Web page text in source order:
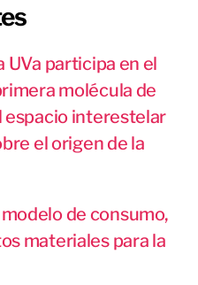
UVa participa en el
molécula de
espacio interestelar
el origen de la
de consumo,
materiales para la